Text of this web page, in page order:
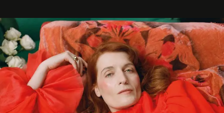
importa si no lo entienden’”, confiesa.